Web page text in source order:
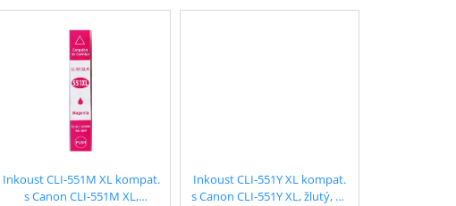
Inkoust CLI-551M XL kompat.
s Canon CLI-551M XL,
Inkoust CLI-551Y XL kompat.
s Canon CLI-551Y XL, žlutý, 13